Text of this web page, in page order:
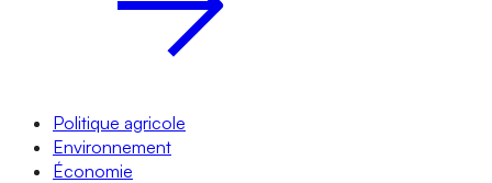
Politique agricole
Environnement
Économie